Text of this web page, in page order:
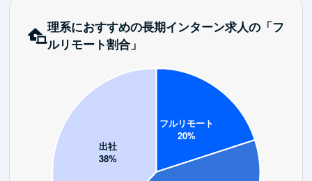
理系におすすめの長期インターン求人の「フ
ルリモート割合」